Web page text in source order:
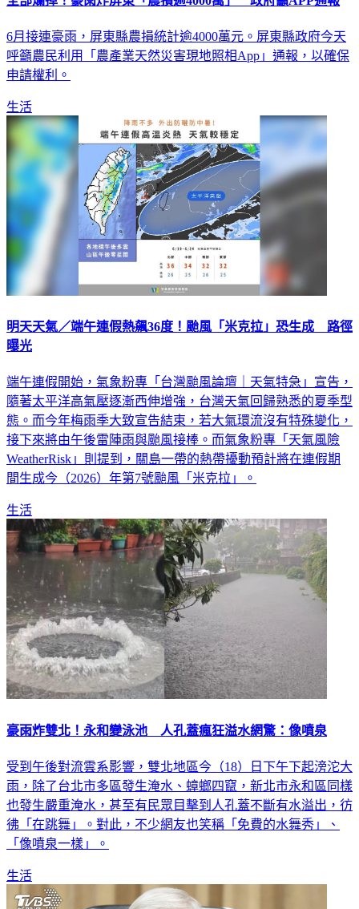
6月接連豪雨，屏東縣農損統計逾4000萬元。屏東縣政府今天
呼籲農民利用「農產業天然災害現地照相App」通報，以確保
申請權利。
生活
明天天氣／端午連假熱飆36度！颱風「米克拉」恐生成 路徑
曝光
端午連假開始，氣象粉專「台灣颱風論壇｜天氣特急」宣告，
隨著太平洋高氣壓逐漸西伸增強，台灣天氣回歸熟悉的夏季型
態。而今年梅雨季大致宣告結束，若大氣環流沒有特殊變化，
接下來將由午後雷陣雨與颱風接棒。而氣象粉專「天氣風險
WeatherRisk」則提到，關島一帶的熱帶擾動預計將在連假期
間生成今（2026）年第7號颱風「米克拉」。
生活
豪雨炸雙北！永和變泳池 人孔蓋瘋狂溢水網驚：像噴泉
受到午後對流雲系影響，雙北地區今（18）日下午下起滂沱大
雨，除了台北市多區發生淹水、蟑螂四竄，新北市永和區同樣
也發生嚴重淹水，甚至有民眾目擊到人孔蓋不斷有水溢出，彷
彿「在跳舞」。對此，不少網友也笑稱「免費的水舞秀」、
「像噴泉一樣」。
生活